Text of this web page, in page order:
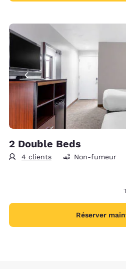
2 Double Beds
4 clients Non-fumeur
Réserver